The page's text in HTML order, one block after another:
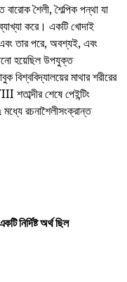
শৈলী, শৈল্পিক পন্থা যা
করে। একটি খোদাই
তার পরে, অবশ্যই, এবং
হয়েছিল উপযুক্ত
বিশ্ববিদ্যালয়ের মাথার শরীরের
শেষে পেইন্টিং
রচনাশৈলীসংক্রান্ত
নির্দিষ্ট অর্থ ছিল